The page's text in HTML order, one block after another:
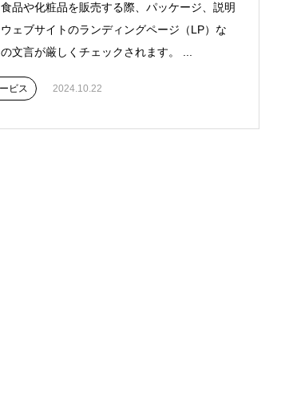
品や化粧品を販売する際、パッケージ、説明
ェブサイトのランディングページ（LP）な
文言が厳しくチェックされます。 ...
ビス 2024.10.22